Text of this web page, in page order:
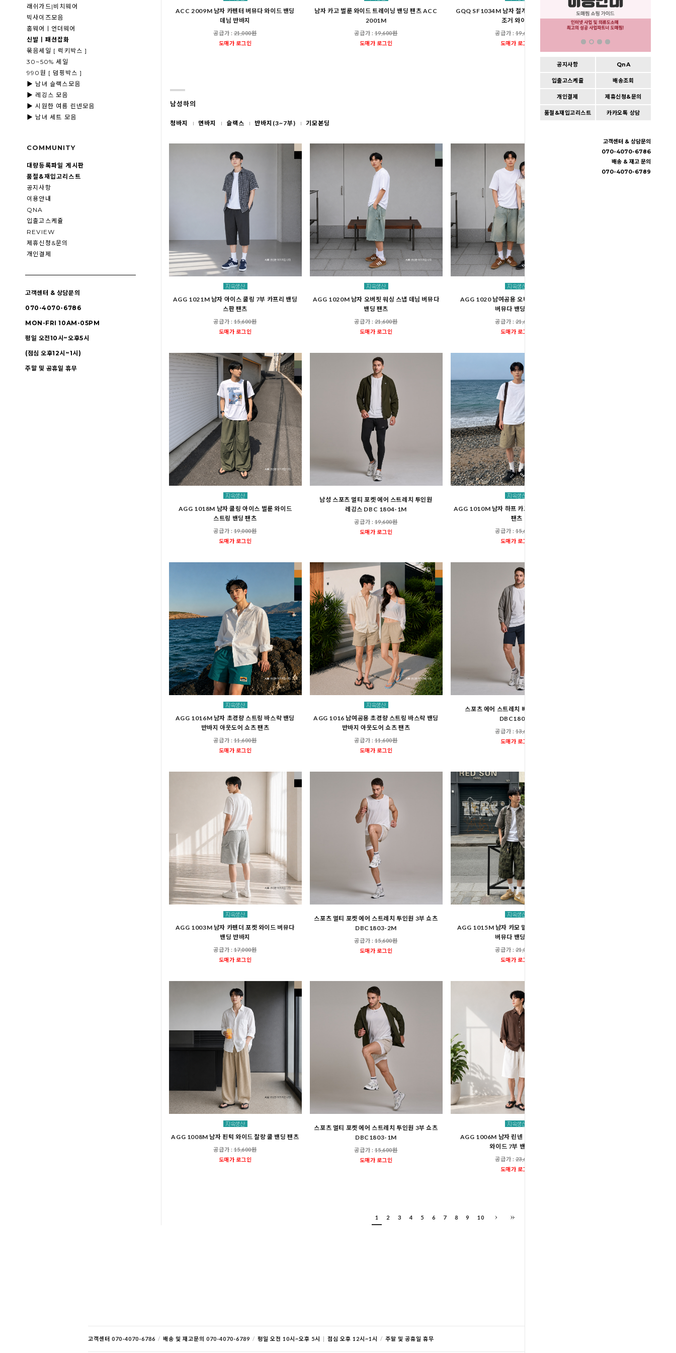
래쉬가드|비치웨어
빅사이즈모음
홈웨어ㅣ언더웨어
신발ㅣ패션잡화
묶음세일 [ 럭키박스 ]
30~50% 세일
990원 [ 덤핑박스 ]
▶ 남녀 슬랙스모음
▶ 레깅스 모음
▶ 시원한 여름 린넨모음
▶ 남녀 세트 모음
COMMUNITY
대량등록파일 게시판
품절&재입고리스트
공지사항
이용안내
QNA
입출고스케쥴
REVIEW
제휴신청&문의
개인결제
고객센터 & 상담문의
070-4070-6786
MON-FRI 10AM-05PM
평일 오전10시~오후5시
(점심 오후12시~1시)
주말 및 공휴일 휴무
공지사항 QnA
입출고스케쥴 배송조회
개인결제 제휴신청&문의
품절&재입고리스트 카카오톡 상담
고객센터 & 상담문의
070-4070-6786
배송 & 재고 문의
070-4070-6789
ACC 2009M 남자 카펜터 버뮤다 와이드 밴딩
데님 반바지
공급가 :21,000원
도매가 로그인
남자 카고 벌룬 와이드 트레이닝 밴딩 팬츠 ACC
2001M
공급가 :19,600원
도매가 로그인
GQQ SF1034M 남자 절개 나일론 바지 스트링
조거 와이드
공급가 :19,600원
도매가 로그인
GQQ SF1037M 남자 카펜
작업바지 스트링 조
남성하의
청바지 면바지 슬랙스 반바지(3~7부) 기모본딩
AGG 1021M 남자 아이스 쿨링 7부 카프리 밴딩
스판 팬츠
공급가 :15,600원
도매가 로그인
AGG 1020M 남자 오버핏 워싱 스냅 데님 버뮤다
밴딩 팬츠
공급가 :21,600원
도매가 로그인
AGG 1020 남여공용 오버핏 워싱 스냅 데님
버뮤다 밴딩 팬츠
공급가 :21,600원
도매가 로그인
AGG 1018M 남자 쿨링 아이스 벌룬 와이드
스트링 밴딩 팬츠
공급가 :19,000원
도매가 로그인
남성 스포츠 멀티 포켓 에어 스트레치 투인원
레깅스 DBC 1804-1M
공급가 :19,600원
도매가 로그인
AGG 1010M 남자 하프 카고 와이드 버뮤다 밴딩
팬츠
공급가 :15,600원
도매가 로그인
AGG 1016M 남자 초경량 스트링 바스락 밴딩
반바지 아웃도어 쇼츠 팬츠
공급가 :11,600원
도매가 로그인
AGG 1016 남여공용 초경량 스트링 바스락 밴딩
반바지 아웃도어 쇼츠 팬츠
공급가 :11,600원
도매가 로그인
스포츠 에어 스트레치 베이직 5부 반바지
DBC1805M
공급가 :13,600원
도매가 로그인
AGG 1003M 남자 카펜더 포켓 와이드 버뮤다
밴딩 반바지
공급가 :17,000원
도매가 로그인
스포츠 멀티 포켓 에어 스트레치 투인원 3부 쇼츠
DBC1803-2M
공급가 :15,600원
도매가 로그인
AGG 1015M 남자 카모 밀리터리 스트링 카고
버뮤다 밴딩 팬츠
공급가 :21,000원
도매가 로그인
AGG 1008M 남자 핀턱 와이드 찰랑 쿨 밴딩 팬츠
공급가 :15,600원
도매가 로그인
스포츠 멀티 포켓 에어 스트레치 투인원 3부 쇼츠
DBC1803-1M
공급가 :15,600원
도매가 로그인
AGG 1006M 남자 린넨 베이직 데님 버뮤다
와이드 7부 밴딩 팬츠
공급가 :23,600원
도매가 로그인
1 2 3 4 5 6 7 8 9 10
고객센터 070-4070-6786 / 배송 및 재고문의 070-4070-6789 / 평일 오전 10시~오후 5시 | 점심 오후 12시~1시 / 주말 및 공휴일 휴무